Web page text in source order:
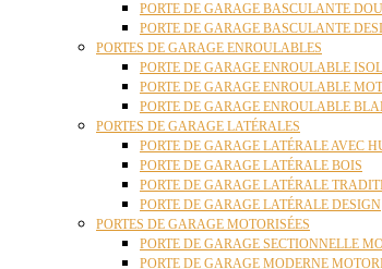
PORTE DE GARAGE BASCULANTE
PORTE DE GARAGE BASCULANTE
PORTES DE GARAGE ENROULABLES
PORTE DE GARAGE ENROULABLE
PORTE DE GARAGE ENROULABLE
PORTE DE GARAGE ENROULABLE
PORTES DE GARAGE LATÉRALES
PORTE DE GARAGE LATÉRALE AVEC
PORTE DE GARAGE LATÉRALE BOIS
PORTE DE GARAGE LATÉRALE
PORTE DE GARAGE LATÉRALE DESIGN
PORTES DE GARAGE MOTORISÉES
PORTE DE GARAGE SECTIONNELLE
PORTE DE GARAGE MODERNE